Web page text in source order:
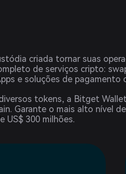
criada tornar suas
de serviços cripto:
e soluções de pagamento
tokens, a Bitget
Garante o mais alto nível
US$ 300 milhões.